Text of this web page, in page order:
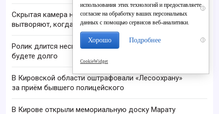
i
Скрытая камера на пляже Крыма: Что люди
вытворяют, когда их не видят...
i
Ролик длится несколько секунд, а смеяться вы
будете долго
В Кировской области оштрафовали «Лесоохрану»
за приём бывшего полицейского
В Кирове открыли мемориальную доску Марату
использования этих технологий и предоставляете
согласие на обработку ваших персональных
данных с помощью сервисов веб-аналитики.
Хорошо Подробнее
CookieWidget